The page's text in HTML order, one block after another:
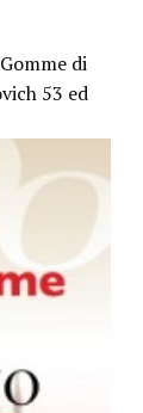
di
53 ed